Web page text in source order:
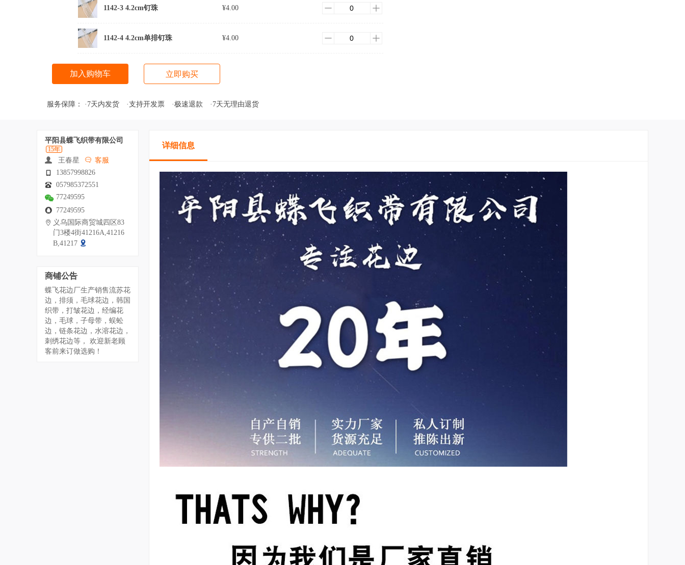
1142-3 4.2cm钉珠 ¥4.00
1142-4 4.2cm单排钉珠 ¥4.00
加入购物车 立即购买
服务保障： ·7天内发货 ·支持开发票 ·极速退款 ·7天无理由退货
平阳县蝶飞织带有限公司
15年
王春星
客服
13857998826
057985372551
77249595
77249595
义乌国际商贸城四区83
门3楼4街41216A,41216
B,41217
商铺公告
蝶飞花边厂生产销售流苏花
边，排须，毛球花边，韩国
织带，打皱花边，经编花
边，毛球，子母带，蜈蚣
边，链条花边，水溶花边，
刺绣花边等， 欢迎新老顾
客前来订做选购！
详细信息